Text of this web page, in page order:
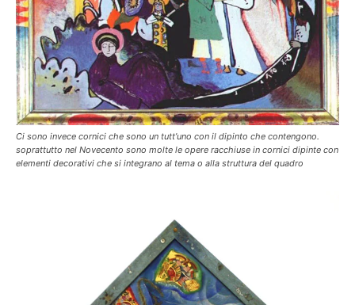
Ci sono invece cornici che sono un tutt’uno con il dipinto che contengono.
soprattutto nel Novecento sono molte le opere racchiuse in cornici dipinte con
elementi decorativi che si integrano al tema o alla struttura del quadro